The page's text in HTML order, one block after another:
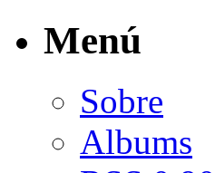
Menú
Sobre
Albums